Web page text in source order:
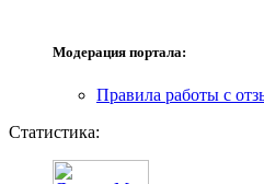
Модерация портала:
Правила работы с
Статистика: